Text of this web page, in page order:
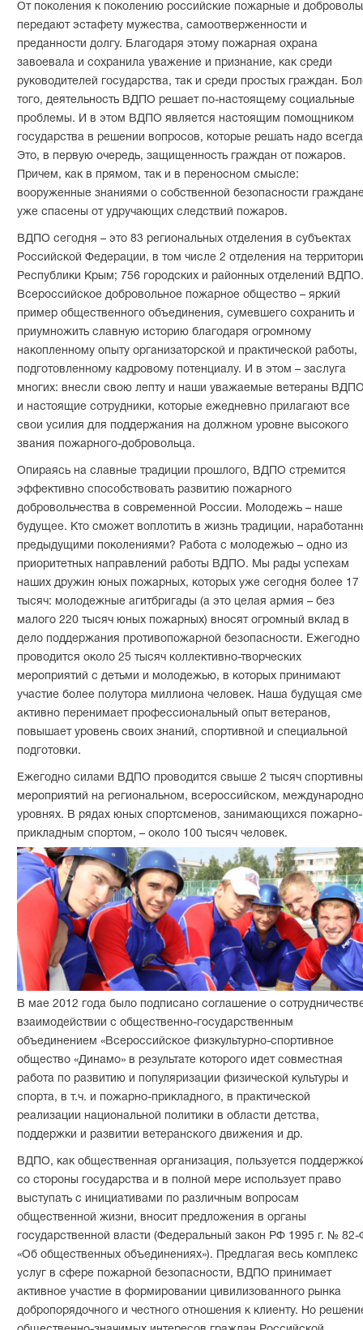
От поколения к поколению российские пожарные и
передают эстафету мужества, самоотверженности и
преданности долгу. Благодаря этому пожарная охрана
завоевала и сохранила уважение и признание, как среди
руководителей государства, так и среди простых граждан.
того, деятельность ВДПО решает по-настоящему социальные
проблемы. И в этом ВДПО является настоящим помощником
государства в решении вопросов, которые решать надо
Это, в первую очередь, защищенность граждан от пожаров.
Причем, как в прямом, так и в переносном смысле:
вооруженные знаниями о собственной безопасности
уже спасены от удручающих следствий пожаров.
ВДПО сегодня – это 83 региональных отделения в субъектах
Российской Федерации, в том числе 2 отделения на
Республики Крым; 756 городских и районных отделений ВДПО.
Всероссийское добровольное пожарное общество – яркий
пример общественного объединения, сумевшего сохранить и
приумножить славную историю благодаря огромному
накопленному опыту организаторской и практической работы,
подготовленному кадровому потенциалу. И в этом – заслуга
многих: внесли свою лепту и наши уважаемые ветераны
и настоящие сотрудники, которые ежедневно прилагают все
свои усилия для поддержания на должном уровне высокого
звания пожарного-добровольца.
Опираясь на славные традиции прошлого, ВДПО стремится
эффективно способствовать развитию пожарного
добровольчества в современной России. Молодежь – наше
будущее. Кто сможет воплотить в жизнь традиции,
предыдущими поколениями? Работа с молодежью – одно из
приоритетных направлений работы ВДПО. Мы рады успехам
наших дружин юных пожарных, которых уже сегодня более 17
тысяч: молодежные агитбригады (а это целая армия – без
малого 220 тысяч юных пожарных) вносят огромный вклад в
дело поддержания противопожарной безопасности. Ежегодно
проводится около 25 тысяч коллективно-творческих
мероприятий с детьми и молодежью, в которых принимают
участие более полутора миллиона человек. Наша будущая
активно перенимает профессиональный опыт ветеранов,
повышает уровень своих знаний, спортивной и специальной
подготовки.
Ежегодно силами ВДПО проводится свыше 2 тысяч
мероприятий на региональном, всероссийском,
уровнях. В рядах юных спортсменов, занимающихся пожарно-
прикладным спортом, – около 100 тысяч человек.
В мае 2012 года было подписано соглашение о
взаимодействии с общественно-государственным
объединением «Всероссийское физкультурно-спортивное
общество «Динамо» в результате которого идет совместная
работа по развитию и популяризации физической культуры и
спорта, в т.ч. и пожарно-прикладного, в практической
реализации национальной политики в области детства,
поддержки и развитии ветеранского движения и др.
ВДПО, как общественная организация, пользуется
со стороны государства и в полной мере использует право
выступать с инициативами по различным вопросам
общественной жизни, вносит предложения в органы
государственной власти (Федеральный закон РФ 1995 г. №
«Об общественных объединениях»). Предлагая весь комплекс
услуг в сфере пожарной безопасности, ВДПО принимает
активное участие в формировании цивилизованного рынка
добропорядочного и честного отношения к клиенту. Но